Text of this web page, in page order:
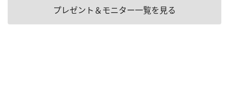
プレゼント＆モニター一覧を見る